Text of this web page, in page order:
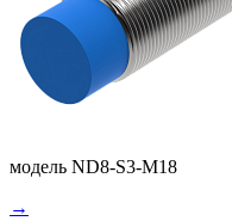
модель ND8-S3-M18
→